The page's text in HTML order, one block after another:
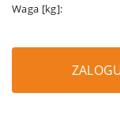
Waga [kg]: